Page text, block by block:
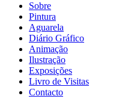
Sobre
Pintura
Aguarela
Diário Gráfico
Animação
Ilustração
Exposições
Livro de Visitas
Contacto